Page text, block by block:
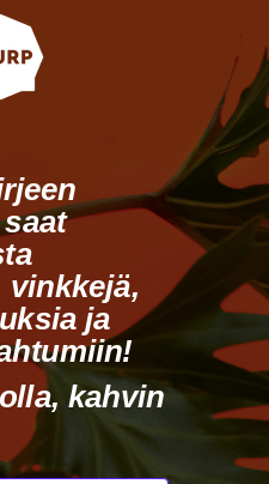
vinkkejä,
ja
kahvin